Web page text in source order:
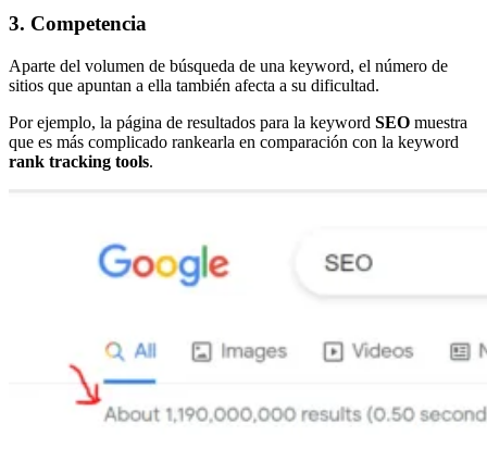
3. Competencia
Aparte del volumen de búsqueda de una keyword, el número de
sitios que apuntan a ella también afecta a su dificultad.
Por ejemplo, la página de resultados para la keyword SEO muestra
que es más complicado rankearla en comparación con la keyword
rank tracking tools.